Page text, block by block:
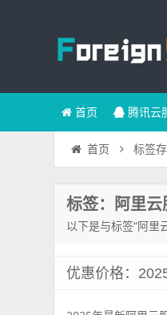
首页 腾讯云
首页 标签
标签：阿里
以下是与标签“阿里
优惠价格：